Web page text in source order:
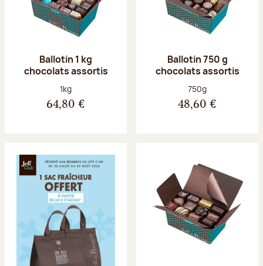
Ballotin 1 kg
chocolats assortis
Poids net :
1kg
64,80 €
Ballotin 750 g
chocolats assortis
Poids net :
750g
48,60 €